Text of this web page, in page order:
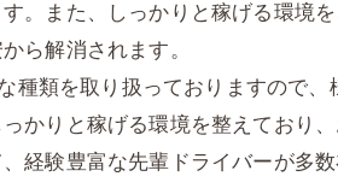
。また、しっかりと稼げる環境
ら解消されます。
種類を取り扱っておりますので、
かりと稼げる環境を整えており
経験豊富な先輩ドライバーが多